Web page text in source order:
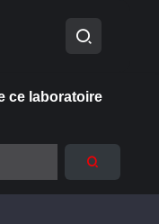
ce laboratoire